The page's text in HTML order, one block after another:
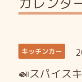
キッチンカー
🍛スパイス